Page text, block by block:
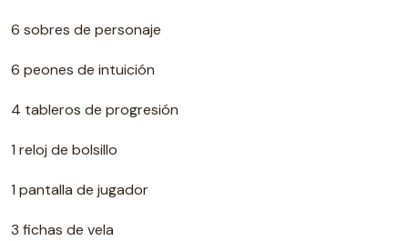
6 sobres de personaje
6 peones de intuición
4 tableros de progresión
1 reloj de bolsillo
1 pantalla de jugador
3 fichas de vela